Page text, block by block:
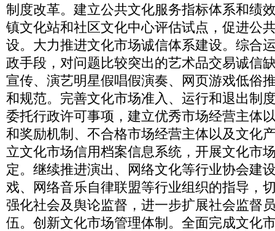
制度改革。建立公共文化服务指标体系和绩
镇文化站和社区文化中心评估试点，促进公
设。大力推进文化市场诚信体系建设。综合
政手段，对问题比较突出的艺术品交易诚信
宣传、演艺明星假唱假演奏、网页游戏低俗
和规范。完善文化市场准入、运行和退出制
委托行政许可事项，建立优秀市场经营主体
和奖励机制、不合格市场经营主体以及文化
立文化市场信用档案信息系统，开展文化市
定。继续推进演出、网络文化等行业协会建
戏、网络音乐自律联盟等行业组织的指导，
强化社会及舆论监督，进一步扩展社会监督
伍。创新文化市场管理体制。全面完成文化